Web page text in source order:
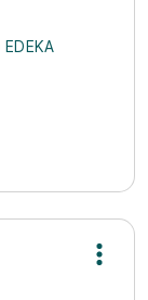
EDEKA